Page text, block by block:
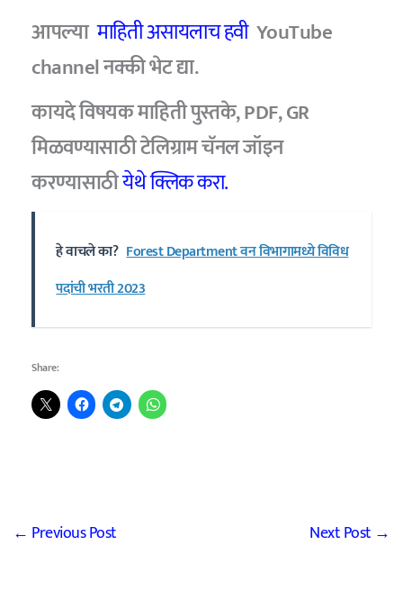
आपल्या माहिती असायलाच हवी YouTube
channelनक्की भेट द्या.
कायदे विषयक माहिती पुस्तके, PDF, GR
मिळवण्यासाठी टेलिग्राम चॅनल जॉइन
करण्यासाठीयेथे क्लिक करा.
हे वाचले का? Forest Department वन विभागामध्ये विविध
पदांची भरती 2023
Share:
← Previous Post Next Post →